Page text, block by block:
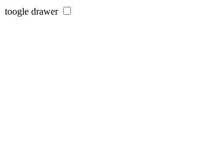
toogle drawer